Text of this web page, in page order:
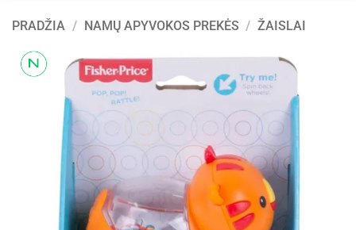
PRADŽIA / NAMŲ APYVOKOS PREKĖS / ŽAISLAI